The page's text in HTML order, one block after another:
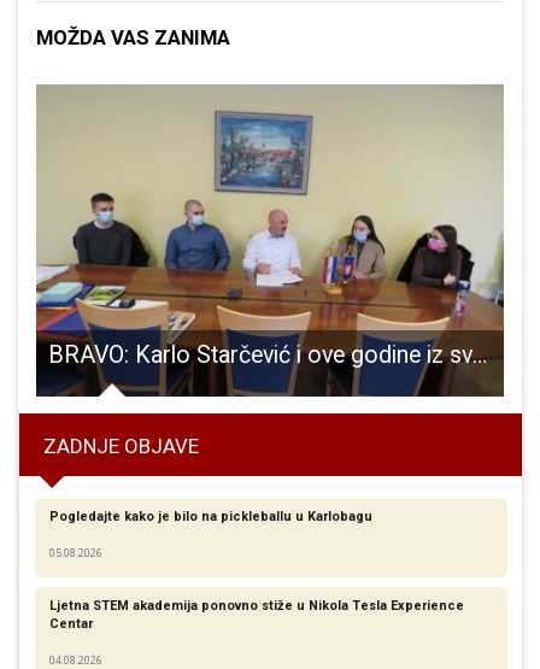
MOŽDA VAS ZANIMA
BRAVO: Karlo Starčević i ove godine iz svoje gradonačelničke plaće stipendira studente. Ove godine njih devetero
ZADNJE OBJAVE
Pogledajte kako je bilo na pickleballu u Karlobagu
05.08.2026
Ljetna STEM akademija ponovno stiže u Nikola Tesla Experience
Centar
04.08.2026